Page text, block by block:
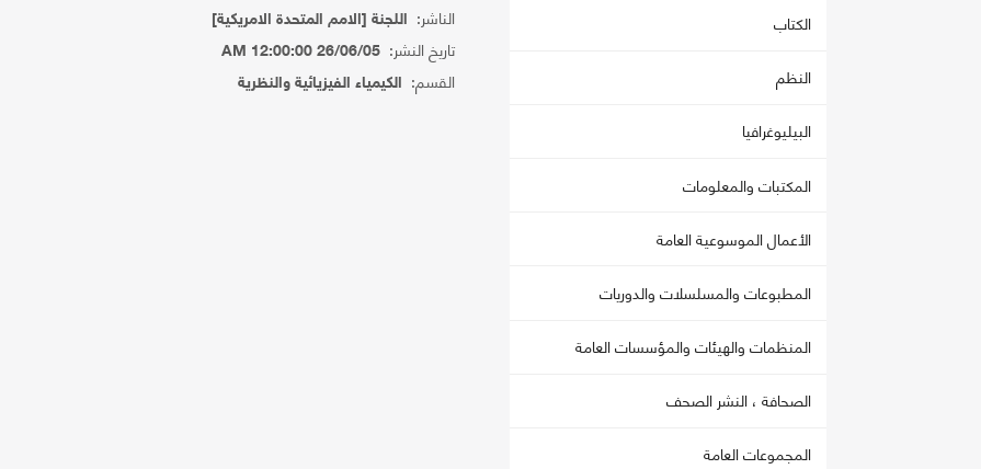
الكتاب
النظم
البيليوغرافيا
المكتبات والمعلومات
الأعمال الموسوعية العامة
المطبوعات والمسلسلات والدوريات
المنظمات والهيئات والمؤسسات العامة
الصحافة ، النشر الصحف
المجموعات العامة
الناشر: اللجنة [الامم المتحدة الامريكية]
تاريخ النشر: 26/06/05 12:00:00 AM
القسم: الكيمياء الفيزيائية والنظرية